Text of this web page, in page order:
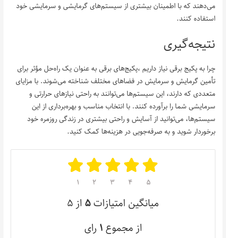
می‌دهند که با اطمینان بیشتری از سیستم‌های گرمایشی و سرمایشی خود
استفاده کنند.
نتیجه‌گیری
چرا به پکیج برقی نیاز داریم ،پکیج‌های برقی به عنوان یک راه‌حل مؤثر برای
تأمین گرمایش و سرمایش در فضاهای مختلف شناخته می‌شوند. با مزایای
متعددی که دارند، این سیستم‌ها می‌توانند به راحتی نیازهای حرارتی و
سرمایشی شما را برآورده کنند. با انتخاب مناسب و بهره‌برداری از این
سیستم‌ها، می‌توانید از آسایش و راحتی بیشتری در زندگی روزمره خود
برخوردار شوید و به صرفه‌جویی در هزینه‌ها کمک کنید.
۱ ۲ ۳ ۴ ۵
میانگین امتیازات۵ از ۵
از مجموع ۱ رای